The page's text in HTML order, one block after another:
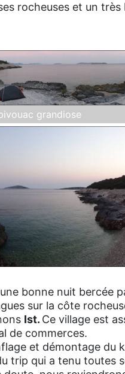
rocheuses et un très
grandiose
bonne nuit bercée
sur la côte
Ist. Ce village est
de commerces.
et démontage du
trip qui a tenu toutes